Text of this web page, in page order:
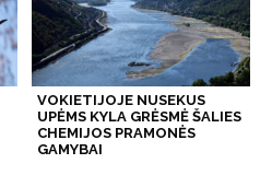
VOKIETIJOJE NUSEKUS
UPĖMS KYLA GRĖSMĖ ŠALIES
CHEMIJOS PRAMONĖS
GAMYBAI